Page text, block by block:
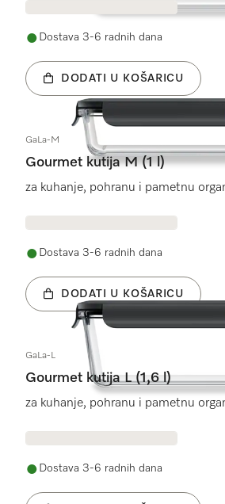
Dostava 3-6 radnih dana
DODATI U KOŠARICU
GaLa-M
Gourmet kutija M (1 l)
za kuhanje, pohranu i pametnu
Dostava 3-6 radnih dana
DODATI U KOŠARICU
GaLa-L
Gourmet kutija L (1,6 l)
za kuhanje, pohranu i pametnu
Dostava 3-6 radnih dana